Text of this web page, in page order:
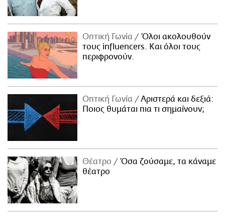
Οπτική Γωνία
Όλοι ακολουθούν
τους influencers. Και όλοι τους
περιφρονούν.
Οπτική Γωνία
Αριστερά και δεξιά:
Ποιος θυμάται πια τι σημαίνουν;
Θέατρο
Όσα ζούσαμε, τα κάναμε
θέατρο